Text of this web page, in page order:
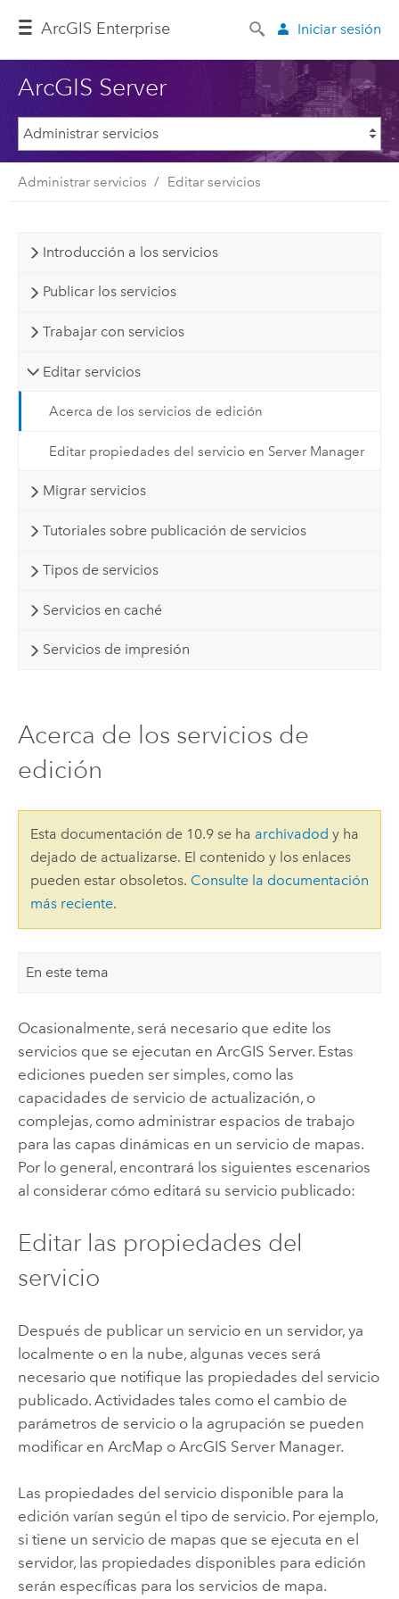
ArcGIS Enterprise Iniciar sesión
ArcGIS Server
Administrar servicios Editar servicios
Introducción a los servicios
Publicar los servicios
Trabajar con servicios
Editar servicios
Acerca de los servicios de edición
Editar propiedades del servicio en Server Manager
Migrar servicios
Tutoriales sobre publicación de servicios
Tipos de servicios
Servicios en caché
Servicios de impresión
Acerca de los servicios de
edición
Esta documentación de 10.9 se ha archivadod y ha
dejado de actualizarse. El contenido y los enlaces
pueden estar obsoletos. Consulte la documentación
más reciente.
En este tema
Ocasionalmente, será necesario que edite los
servicios que se ejecutan en ArcGIS Server. Estas
ediciones pueden ser simples, como las
capacidades de servicio de actualización, o
complejas, como administrar espacios de trabajo
para las capas dinámicas en un servicio de mapas.
Por lo general, encontrará los siguientes escenarios
al considerar cómo editará su servicio publicado:
Editar las propiedades del
servicio
Después de publicar un servicio en un servidor, ya
localmente o en la nube, algunas veces será
necesario que notifique las propiedades del servicio
publicado. Actividades tales como el cambio de
parámetros de servicio o la agrupación se pueden
modificar en ArcMap o ArcGIS Server Manager.
Las propiedades del servicio disponible para la
edición varían según el tipo de servicio. Por ejemplo,
si tiene un servicio de mapas que se ejecuta en el
servidor, las propiedades disponibles para edición
serán específicas para los servicios de mapa.